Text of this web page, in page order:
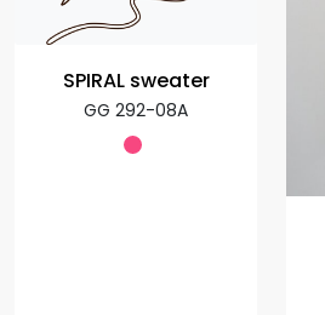
SPIRAL sweater
GG 292-08A